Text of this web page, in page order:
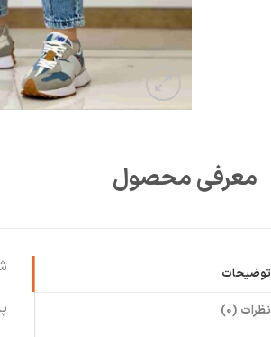
معرفی محصول
توضیحات
نظرات (0)